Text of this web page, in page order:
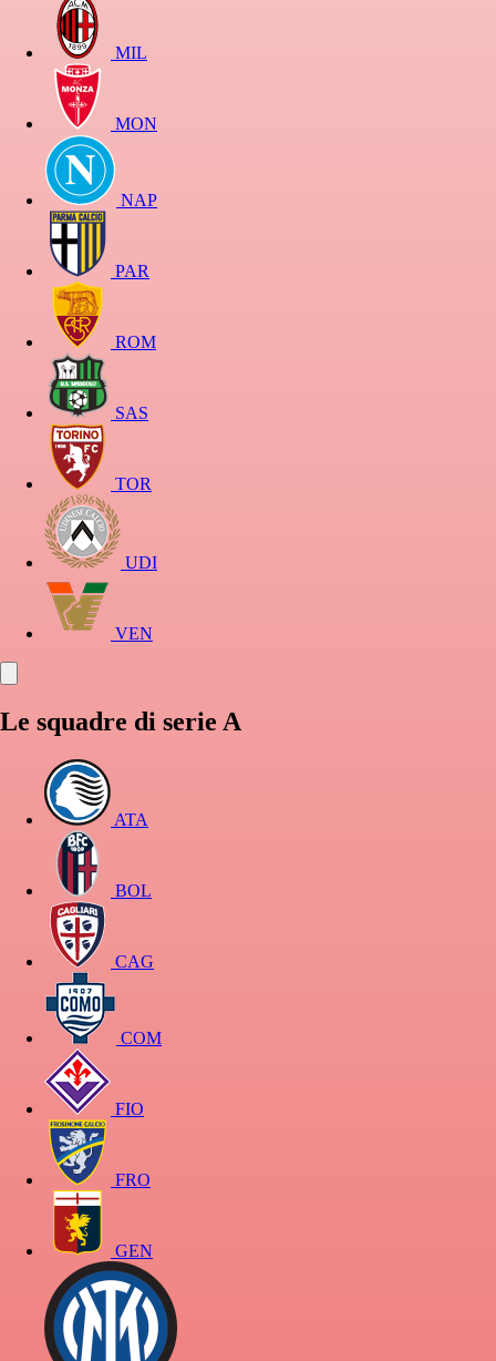
MIL
MON
NAP
PAR
ROM
SAS
TOR
UDI
VEN
Le squadre di serie A
ATA
BOL
CAG
COM
FIO
FRO
GEN